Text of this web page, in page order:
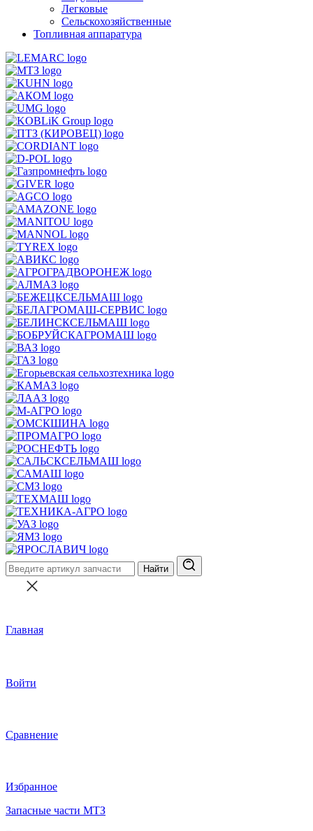
Легковые
Сельскохозяйственные
Топливная аппаратура
Найти
Главная
Войти
Сравнение
Избранное
Запасные части МТЗ